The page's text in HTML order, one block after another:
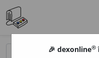
🎉 dexonline®